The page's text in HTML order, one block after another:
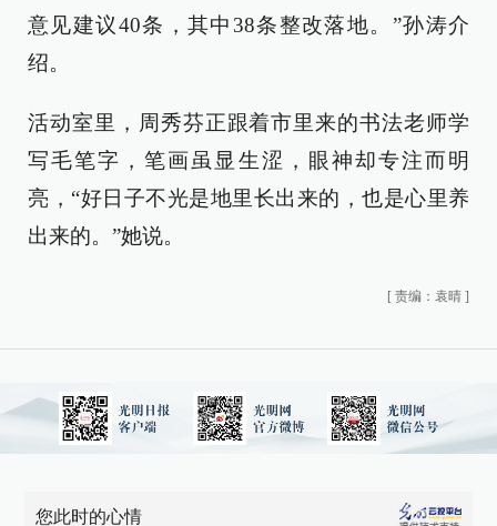
意见建议40条，其中38条整改落地。”孙涛介
绍。
活动室里，周秀芬正跟着市里来的书法老师学
写毛笔字，笔画虽显生涩，眼神却专注而明
亮，“好日子不光是地里长出来的，也是心里养
出来的。”她说。
[ 责编：袁晴 ]
您此时的心情